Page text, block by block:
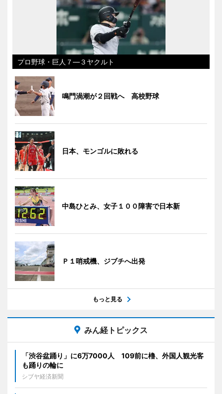
プロ野球・巨人７―３ヤクルト
鳴門渦潮が２回戦へ 高校野球
日本、モンゴルに敗れる
中島ひとみ、女子１００障害で日本新
Ｐ１哨戒機、ジブチへ出発
もっと見る
みん経トピックス
「渋谷盆踊り」に6万7000人 109前に櫓、外国人観光客
も踊りの輪に
シブヤ経済新聞